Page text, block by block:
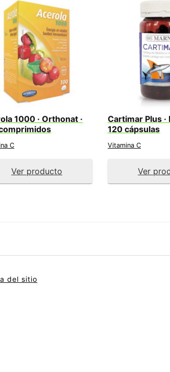
1000 · Orthonat ·
C
Ver producto
Cartimar Plus ·
120 cápsulas
Vitamina C
Ver
del sitio